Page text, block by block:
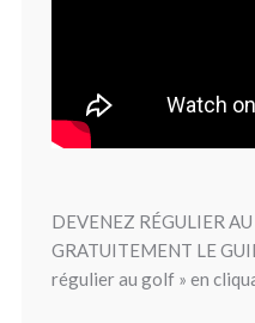
DEVENEZ RÉGULIER
GRATUITEMENT LE
régulier au golf » en